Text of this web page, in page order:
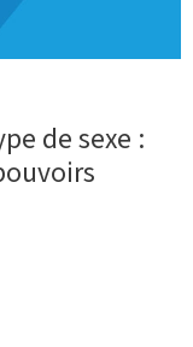
de sexe :